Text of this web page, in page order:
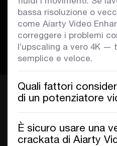
bassa risoluzione o
come Aiarty Video
correggere i problemi
l’upscaling a vero 4K —
semplice e veloce.
Quali fattori
di un potenziatore
È sicuro usare una
crackata di Aiarty